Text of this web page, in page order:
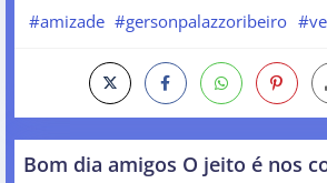
#amizade #gersonpalazzoribeiro
Bom dia amigos O jeito é nos